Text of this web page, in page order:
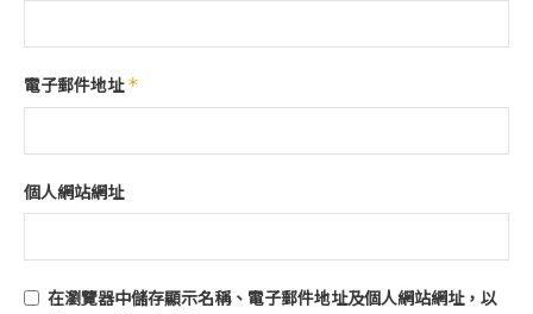
電子郵件地址*
個人網站網址
在瀏覽器中儲存顯示名稱、電子郵件地址及個人網站網址，以